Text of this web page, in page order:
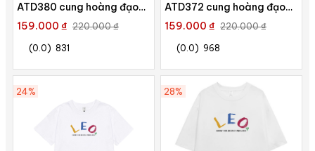
ATD380 cung hoàng đạo
Nhân Mã SAGITTARIUS
typography
159.000 ₫ 220.000 ₫
(0.0) 831
ATD372 cung hoàng đạo
Bạch Dương ARIES Miucho
typography
159.000 ₫ 220.000 ₫
(0.0) 968
24% 28%